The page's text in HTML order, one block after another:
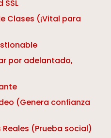
Clases (¡Vital para
por adelantado,
(Genera confianza
(Prueba social)